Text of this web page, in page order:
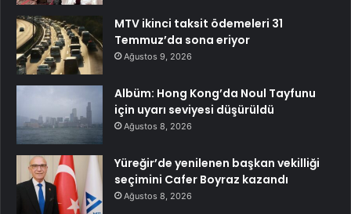
MTV ikinci taksit ödemeleri 31
Temmuz’da sona eriyor
Ağustos 9, 2026
Albüm: Hong Kong’da Noul Tayfunu
için uyarı seviyesi düşürüldü
Ağustos 8, 2026
Yüreğir’de yenilenen başkan vekilliği
seçimini Cafer Boyraz kazandı
Ağustos 8, 2026